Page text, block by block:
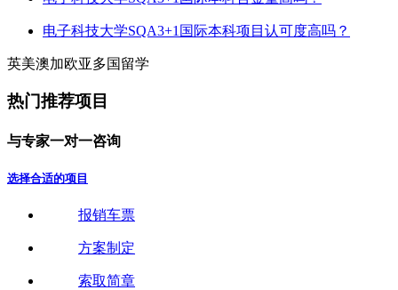
电子科技大学SQA3+1国际本科项目认可度高吗？
英美澳加欧亚多国留学
热门推荐项目
与专家一对一咨询
选择合适的项目
报销车票
方案制定
索取简章